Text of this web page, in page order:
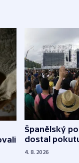
Španělský
dostal
4. 8. 2026